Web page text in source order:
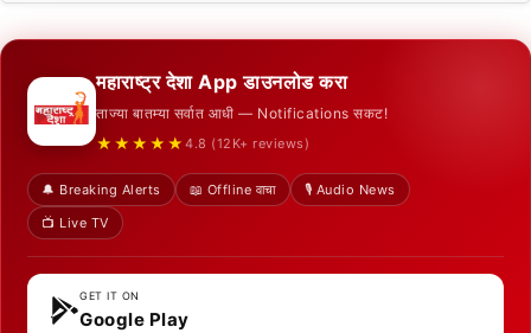
महाराष्ट्र देशा App डाउनलोड करा
ताज्या बातम्या सर्वात आधी — Notifications सकट!
★★★★★ 4.8 (12K+ reviews)
🔔 Breaking Alerts 📖 Offline वाचा
🎙️ Audio News
📺 Live TV
GET IT ON
Google Play